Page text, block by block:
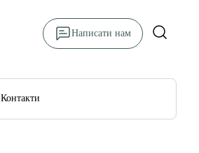
Написати нам
Контакти